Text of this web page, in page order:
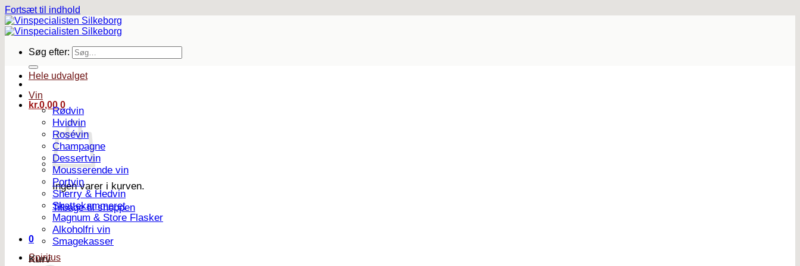
Fortsæt til indhold
Søg efter:
kr.0,00 0
Ingen varer i kurven.
Tilbage til shoppen
0
Kurv
Hele udvalget
Vin
Rødvin
Hvidvin
Rosévin
Champagne
Dessertvin
Mousserende vin
Portvin
Sherry & Hedvin
Skattekammeret
Magnum & Store Flasker
Alkoholfri vin
Smagekasser
Spiritus